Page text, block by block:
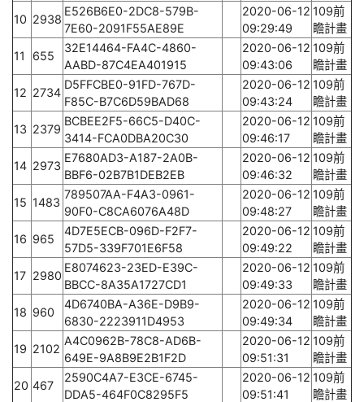
10 2938
E526B6E0-2DC8-579B-
7E60-2091F55AE89E
2020-06-12
09:29:49
109前
瞻計畫
11
655
32E14464-FA4C-4860-
AABD-87C4EA401915
2020-06-12
09:43:06
109前
瞻計畫
12 2734
D5FFCBE0-91FD-767D-
F85C-B7C6D59BAD68
2020-06-12
09:43:24
109前
瞻計畫
13 2379
BCBEE2F5-66C5-D40C-
3414-FCA0DBA20C30
2020-06-12
09:46:17
109前
瞻計畫
14 2973
E7680AD3-A187-2A0B-
BBF6-02B7B1DEB2EB
2020-06-12
09:46:32
109前
瞻計畫
15 1483
789507AA-F4A3-0961-
90F0-C8CA6076A48D
2020-06-12
09:48:27
109前
瞻計畫
16 965
4D7E5ECB-096D-F2F7-
57D5-339F701E6F58
2020-06-12
09:49:22
109前
瞻計畫
17 2980
E8074623-23ED-E39C-
BBCC-8A35A1727CD1
2020-06-12
09:49:33
109前
瞻計畫
18 960
4D6740BA-A36E-D9B9-
6830-2223911D4953
2020-06-12
09:49:34
109前
瞻計畫
19 2102
A4C0962B-78C8-AD6B-
649E-9A8B9E2B1F2D
2020-06-12
09:51:31
109前
瞻計畫
20 467
2590C4A7-E3CE-6745-
DDA5-464F0C8295F5
2020-06-12
09:51:41
109前
瞻計畫